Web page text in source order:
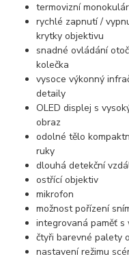
termovizní
rychlé zapnutí /
krytky objektivu
snadné ovládání
kolečka
vysoce výkonný
detaily
OLED displej s
obraz
odolné tělo
ruky
dlouhá detekční
ostřící objektiv
mikrofon
možnost pořízení
integrovaná paměť s
čtyři barevné palety
nastavení režimu